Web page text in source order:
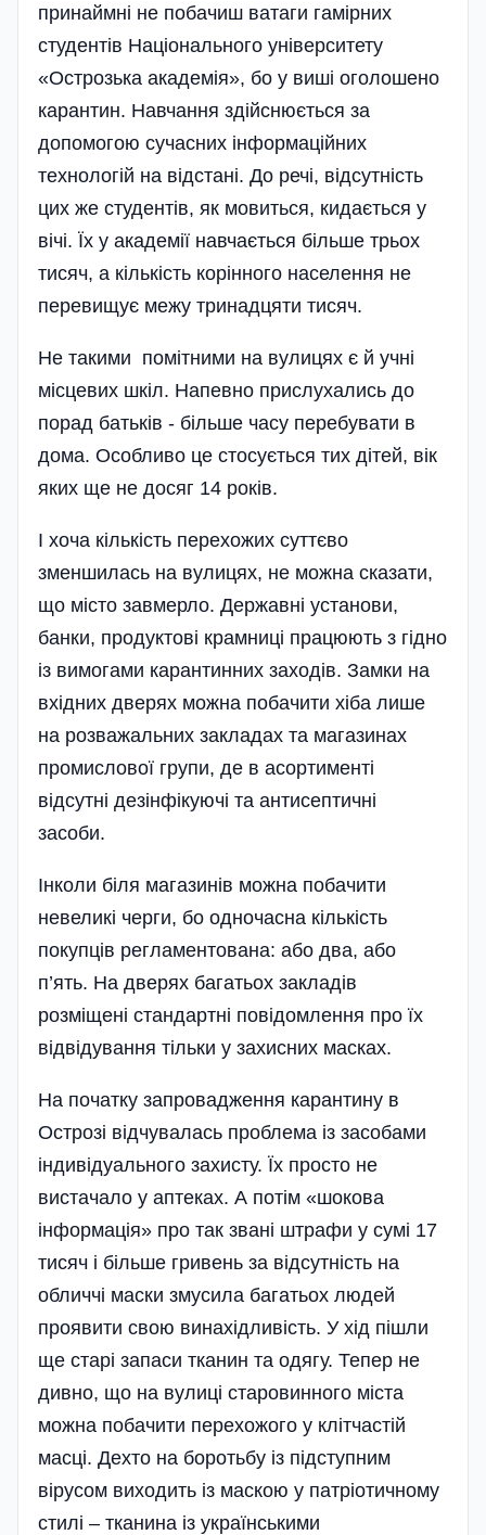
принаймні не побачиш ватаги гамірних
студентів Національного університету
«Острозька академія», бо у виші оголошено
карантин. Навчання здійснюється за
допомогою сучасних інформаційних
технологій на відстані. До речі, відсутність
цих же студентів, як мовиться, кидається у
вічі. Їх у академії навчається більше трьох
тисяч, а кількість корінного населення не
перевищує межу тринадцяти тисяч.
Не такими помітними на вулицях є й учні
місцевих шкіл. Напевно прислухались до
порад батьків - більше часу перебувати в
дома. Особливо це стосується тих дітей, вік
яких ще не досяг 14 років.
І хоча кількість перехожих суттєво
зменшилась на вулицях, не можна сказати,
що місто завмерло. Державні установи,
банки, продуктові крамниці працюють з гідно
із вимогами карантинних заходів. Замки на
вхідних дверях можна побачити хіба лише
на розважальних закладах та магазинах
промислової групи, де в асортименті
відсутні дезінфікуючі та антисептичні
засоби.
Інколи біля магазинів можна побачити
невеликі черги, бо одночасна кількість
покупців регламентована: або два, або
п’ять. На дверях багатьох закладів
розміщені стандартні повідомлення про їх
відвідування тільки у захисних масках.
На початку запровадження карантину в
Острозі відчувалась проблема із засобами
індивідуального захисту. Їх просто не
вистачало у аптеках. А потім «шокова
інформація» про так звані штрафи у сумі 17
тисяч і більше гривень за відсутність на
обличчі маски змусила багатьох людей
проявити свою винахідливість. У хід пішли
ще старі запаси тканин та одягу. Тепер не
дивно, що на вулиці старовинного міста
можна побачити перехожого у клітчастій
масці. Дехто на боротьбу із підступним
вірусом виходить із маскою у патріотичному
стилі – тканина із українськими